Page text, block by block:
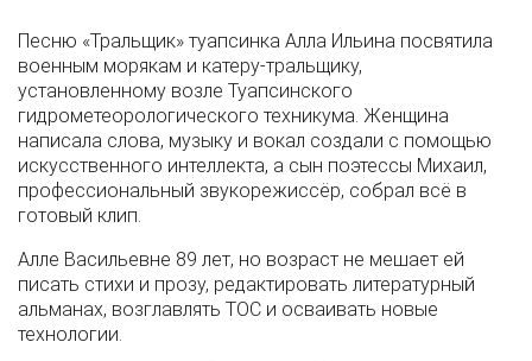
Песню «Тральщик» туапсинка Алла Ильина посвятила
военным морякам и катеру-тральщику,
установленному возле Туапсинского
гидрометеорологического техникума. Женщина
написала слова, музыку и вокал создали с помощью
искусственного интеллекта, а сын поэтессы Михаил,
профессиональный звукорежиссёр, собрал всё в
готовый клип.
Алле Васильевне 89 лет, но возраст не мешает ей
писать стихи и прозу, редактировать литературный
альманах, возглавлять ТОС и осваивать новые
технологии.